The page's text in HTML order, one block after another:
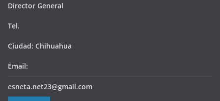
Director General
Tel.
Ciudad: Chihuahua
Email:
esneta.net23@gmail.com